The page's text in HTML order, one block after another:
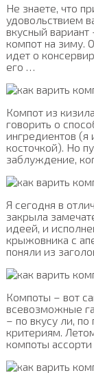
Не знаете, что
удовольствием
вкусный
компот на зиму.
идет о
его …
Компот из
говорить о
ингредиентов
косточкой). Но
заблуждение,
Я сегодня в
закрыла
идеей, и
крыжовника с
поняли из
Компоты – вот
всевозможные
– по вкусу ли,
критериям.
компоты